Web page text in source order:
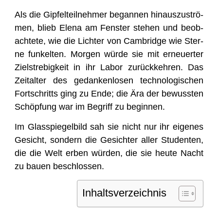
Als die Gip­fel­teil­neh­mer began­nen hin­aus­zu­strö­
men, blieb Ele­na am Fens­ter ste­hen und beob­
ach­te­te, wie die Lich­ter von Cam­bridge wie Ster­
ne fun­kel­ten. Mor­gen wür­de sie mit erneu­er­ter
Ziel­stre­big­keit in ihr Labor zurück­keh­ren. Das
Zeit­al­ter des gedan­ken­lo­sen tech­no­lo­gi­schen
Fort­schritts ging zu Ende; die Ära der bewuss­ten
Schöp­fung war im Begriff zu beginnen.
Im Glas­spie­gel­bild sah sie nicht nur ihr eige­nes
Gesicht, son­dern die Gesich­ter aller Stu­den­ten,
die die Welt erben wür­den, die sie heu­te Nacht
zu bau­en beschlossen.
Inhalts­ver­zeich­nis